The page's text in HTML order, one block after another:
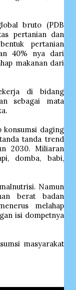
bruto (PDB
pertanian dan
pertanian
40% nya dari
makanan dari
di bidang
sebagai mata
konsumsi daging
tanda trend
2030. Miliaran
domba, babi,
Namun
berat badan
melahap
isi dompetnya
masyarakat